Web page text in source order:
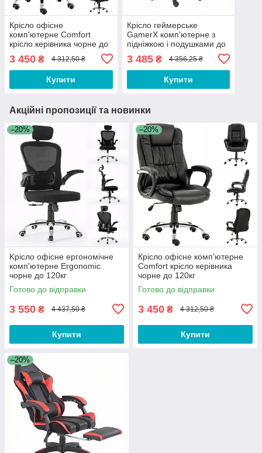
Крісло офісне
комп'ютерне Comfort
крісло керівника чорне до
3 450 ₴ 4 312,50 ₴
Купити
Крісло геймерське
GamerX комп'ютерне з
підніжкою і подушками до
3 485₴ 4 356,25 ₴
Купити
Акційні пропозиції та новинки
–20%
Kрісло офісне ергономічне
комп'ютерне Ergonomic
чорне до 120кг
Готово до відправки
3 550 ₴ 4 437,50 ₴
Купити
–20%
Крісло офісне комп'ютерне
Comfort крісло керівника
чорне до 120кг
Готово до відправки
3 450 ₴ 4 312,50 ₴
Купити
–20%